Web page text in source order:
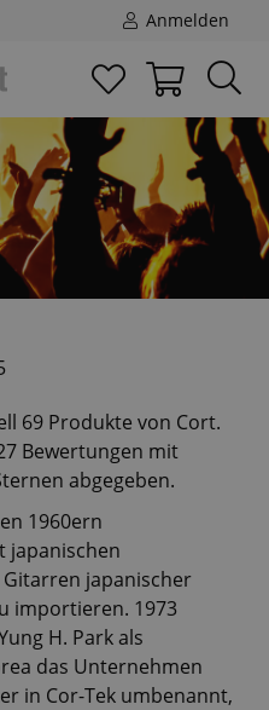
Anmelden
69 Produkte von Cort.
Bewertungen mit
abgegeben.
1960ern
japanischen
japanischer
importieren. 1973
H. Park als
das Unternehmen
in Cor-Tek umbenannt,